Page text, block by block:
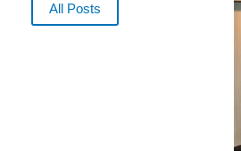
All Posts